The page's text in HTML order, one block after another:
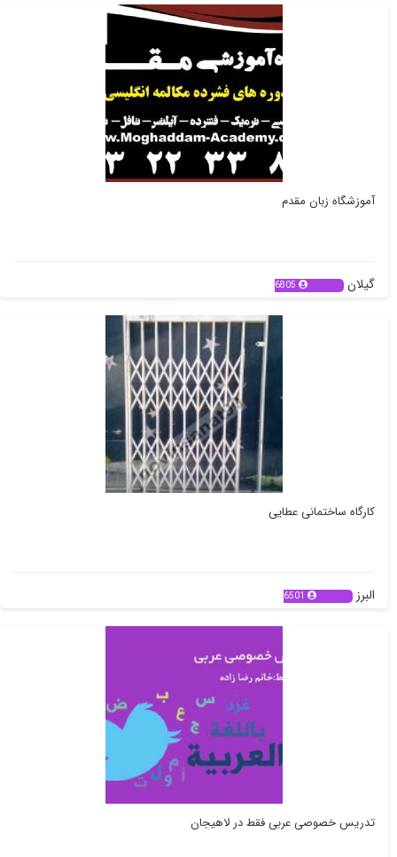
آموزشگاه زبان مقدم
گیلان 6805
کارگاه ساختمانی عطایی
البرز 6501
تدریس خصوصی عربی فقط در لاهیجان